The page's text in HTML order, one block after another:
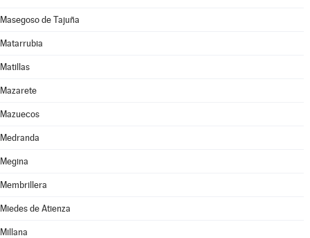
Masegoso de Tajuña
Matarrubia
Matillas
Mazarete
Mazuecos
Medranda
Megina
Membrillera
Miedes de Atienza
Millana